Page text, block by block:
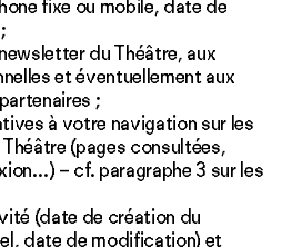
fixe ou mobile, date de
newsletterdu Théâtre, aux
et éventuellement aux
;
à votre navigation sur les
(pages consultées,
– cf. paragraphe 3 sur les
(date de création du
date de modification) et